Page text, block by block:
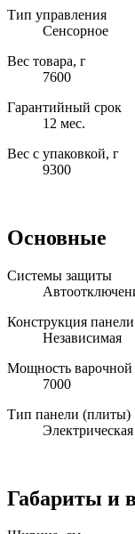
Тип управления
Сенсорное
Вес товара, г
7600
Гарантийный срок
12 мес.
Вес с упаковкой, г
9300
Основные
Системы защиты
Конструкция панели
Независимая
Мощность
7000
Тип панели (плиты)
Электрическая
Габариты и